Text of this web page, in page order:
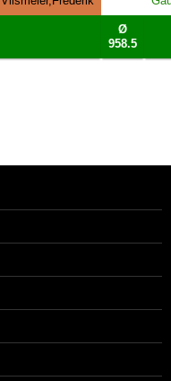
Ø
958.5